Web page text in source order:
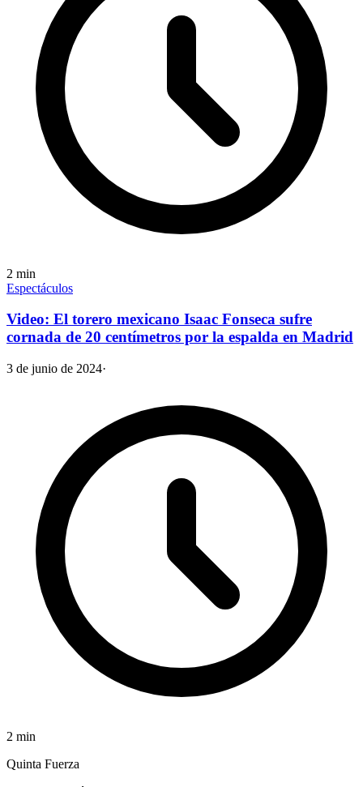
2 min
Espectáculos
Video: El torero mexicano Isaac Fonseca sufre
cornada de 20 centímetros por la espalda en Madrid
3 de junio de 2024·
2 min
Quinta Fuerza